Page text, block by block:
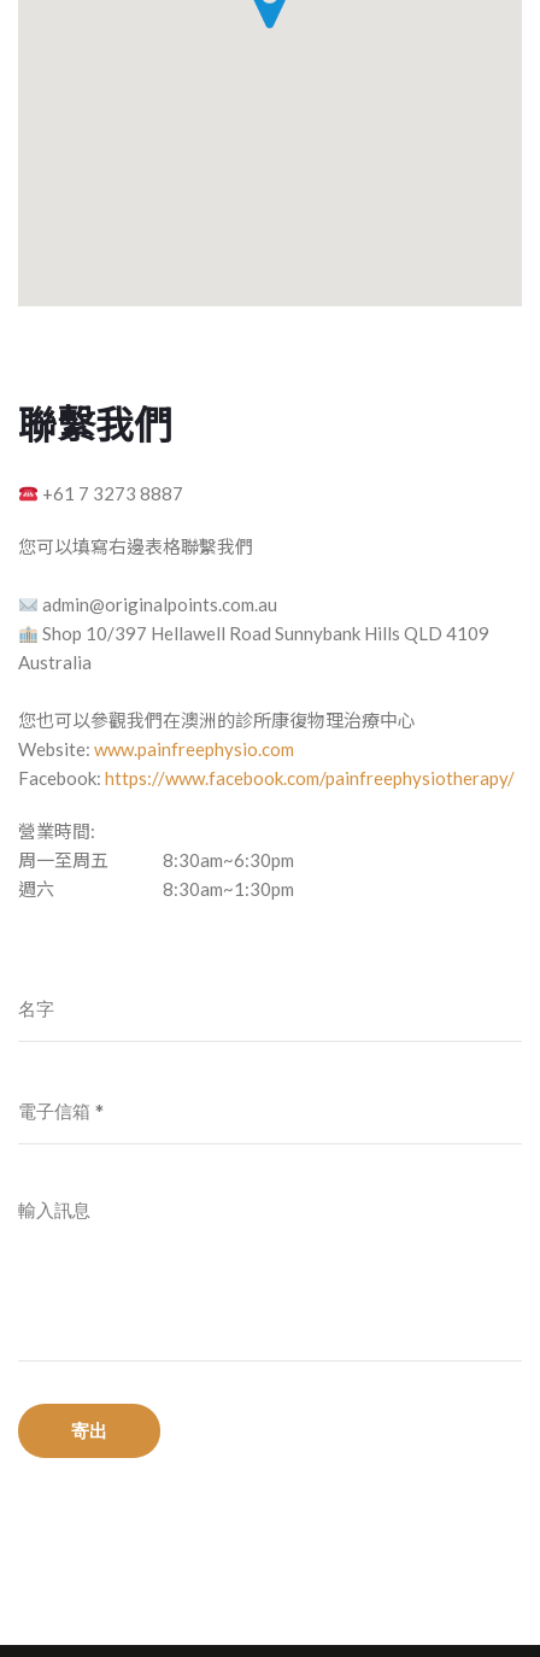
聯繫我們
+61 7 3273 8887
您可以填寫右邊表格聯繫我們
admin@originalpoints.com.au
Shop 10/397 Hellawell Road Sunnybank Hills QLD 4109
Australia
您也可以參觀我們在澳洲的診所康復物理治療中心
Website: www.painfreephysio.com
Facebook: https://www.facebook.com/painfreephysiotherapy/
營業時間:
周一至周五
8:30am~6:30pm
週六
8:30am~1:30pm